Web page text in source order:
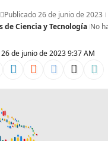
de junio de 2023 9:37 AM
Publicado 26 de junio de 2023
de Ciencia y Tecnología No